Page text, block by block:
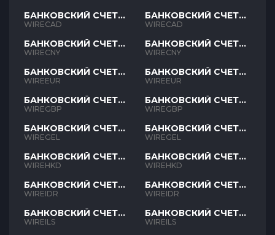
БАНКОВСКИЙ СЧЕТ
CAD
WIRECAD
БАНКОВСКИЙ СЧЕТ
CNY
WIRECNY
БАНКОВСКИЙ СЧЕТ
EUR
WIREEUR
БАНКОВСКИЙ СЧЕТ
GBP
WIREGBP
БАНКОВСКИЙ СЧЕТ
GEL
WIREGEL
БАНКОВСКИЙ СЧЕТ
HKD
WIREHKD
БАНКОВСКИЙ СЧЕТ
IDR
WIREIDR
БАНКОВСКИЙ СЧЕТ
ILS
WIREILS
БАНКОВСКИЙ СЧЕТ
CAD
WIRECAD
БАНКОВСКИЙ СЧЕТ
CNY
WIRECNY
БАНКОВСКИЙ СЧЕТ
EUR
WIREEUR
БАНКОВСКИЙ СЧЕТ
GBP
WIREGBP
БАНКОВСКИЙ СЧЕТ
GEL
WIREGEL
БАНКОВСКИЙ СЧЕТ
HKD
WIREHKD
БАНКОВСКИЙ СЧЕТ
IDR
WIREIDR
БАНКОВСКИЙ СЧЕТ
ILS
WIREILS